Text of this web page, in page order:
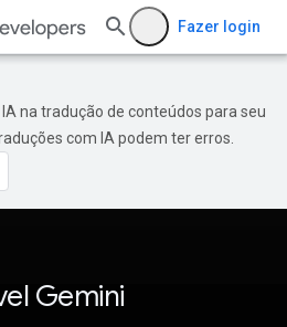
Fazer login
na tradução de conteúdos para seu
com IA podem ter erros.
Gemini